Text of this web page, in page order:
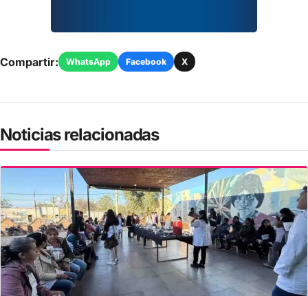
Compartir: WhatsApp Facebook X
Noticias relacionadas